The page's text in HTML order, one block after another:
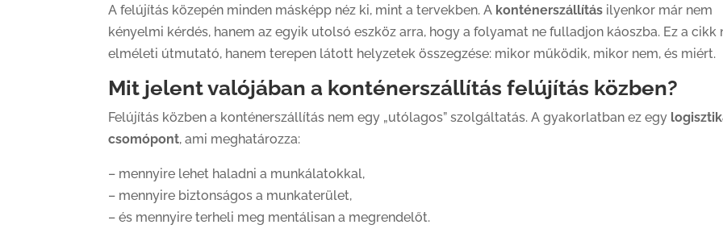
A felújítás közepén minden másképp néz ki, mint a tervekben. A konténerszállítás ilyenkor már nem
kényelmi kérdés, hanem az egyik utolsó eszköz arra, hogy a folyamat ne fulladjon káoszba. Ez a cikk
elméleti útmutató, hanem terepen látott helyzetek összegzése: mikor működik, mikor nem, és miért.
Mit jelent valójában a konténerszállítás felújítás közben?
Felújítás közben a konténerszállítás nem egy „utólagos” szolgáltatás. A gyakorlatban ez egy
csomópont, ami meghatározza:
– mennyire lehet haladni a munkálatokkal,
– mennyire biztonságos a munkaterület,
– és mennyire terheli meg mentálisan a megrendelőt.